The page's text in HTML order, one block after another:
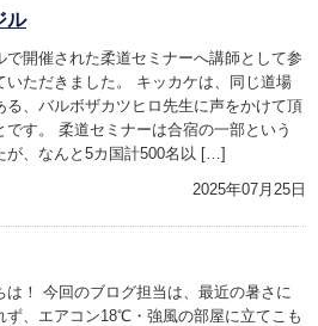
ル
で開催された柔道セミナーへ講師として参
いただきました。 キッカケは、同じ道場
る、バルボザカツヒロ先生に声をかけて頂
です。 柔道セミナーは合宿の一部という
が、なんと5カ国計500名以 […]
2025年07月25日
は！ 今回のブログ担当は、最近の暑さに
ず、エアコン18℃・強風の部屋に立てこも